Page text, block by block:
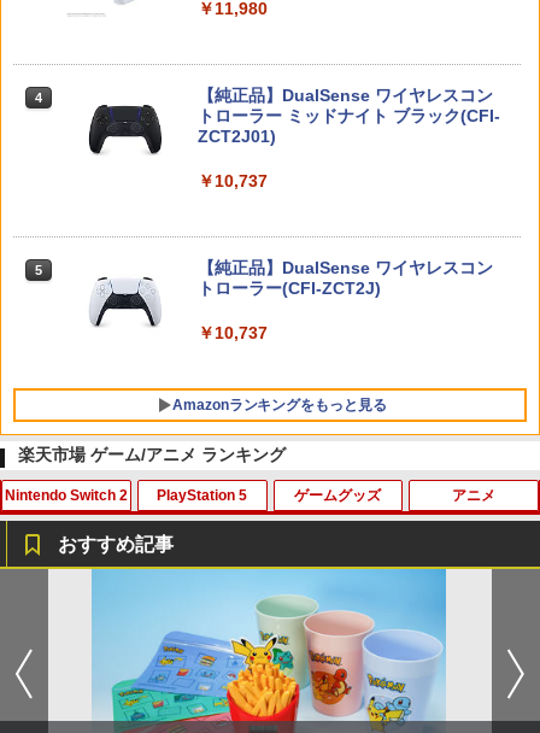
4
ニンテンドープリペイド番号 9000円|オ
ンラインコード版
ンラインコード版
￥11,980
4
【純正品】DualSense ワイヤレスコン
トローラー ミッドナイト ブラック(CFI-
ZCT2J01)
￥10,737
5
【純正品】DualSense ワイヤレスコン
トローラー(CFI-ZCT2J)
￥10,737
Amazonランキングをもっと見る
1
【純正品】Xbox ワイヤレス コントロー
【純正品】Xbox ワイヤレス コントロー
ラー (ロボット ホワイト)
1
劇場版「鬼滅の刃」無限城編 第一章 猗
劇場版「鬼滅の刃」無限城編 第一章 猗
窩座再来 通常版 [DVD]
楽天市場 ゲーム/アニメ ランキング
Nintendo Switch 2
【7週連続1位】inklink公式 Switch / Sw
itch2 コントローラー 最新モデル 最新フ
ァームウェア プロコン プロコン2 プロコ
ントローラー スイッチ2 スイッチ Switc
h コントローラー ワイヤレスコントロー
ラー 連射機能 ワイヤレス switch2コン
トローラ Switch2コントローラー
PlayStation 5
シリコンタイプ デュアルセンス ps5用
【PS5コントローラー用シリコンケー
ス】デュアルセンス ps5 コントローラー
カバー ps5 dualsense ゲーム 保護ケー
ス 守る 透明 シンプル ブルー レッド ホ
ワイト ブラック プレイステーション5 プ
レステ5 直送w【送料無料】[M便 1/3]
ゲームグッズ アニメ
花緑青が明ける日に 豪華版 セル【Blu-r
ay】 [ 四宮義俊 ]
￥6,692
おすすめ記事